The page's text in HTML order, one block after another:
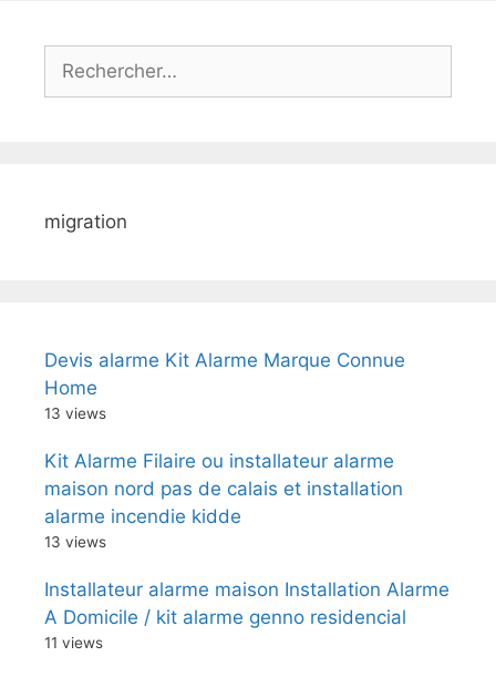
migration
Devis alarme Kit Alarme Marque Connue
Home
13 views
Kit Alarme Filaire ou installateur alarme
maison nord pas de calais et installation
alarme incendie kidde
13 views
Installateur alarme maison Installation Alarme
A Domicile / kit alarme genno residencial
11 views